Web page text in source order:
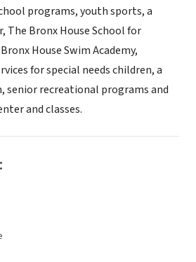
programs, youth sports, a
The Bronx House School for
House Swim Academy,
for special needs children, a
senior recreational programs and
and classes.